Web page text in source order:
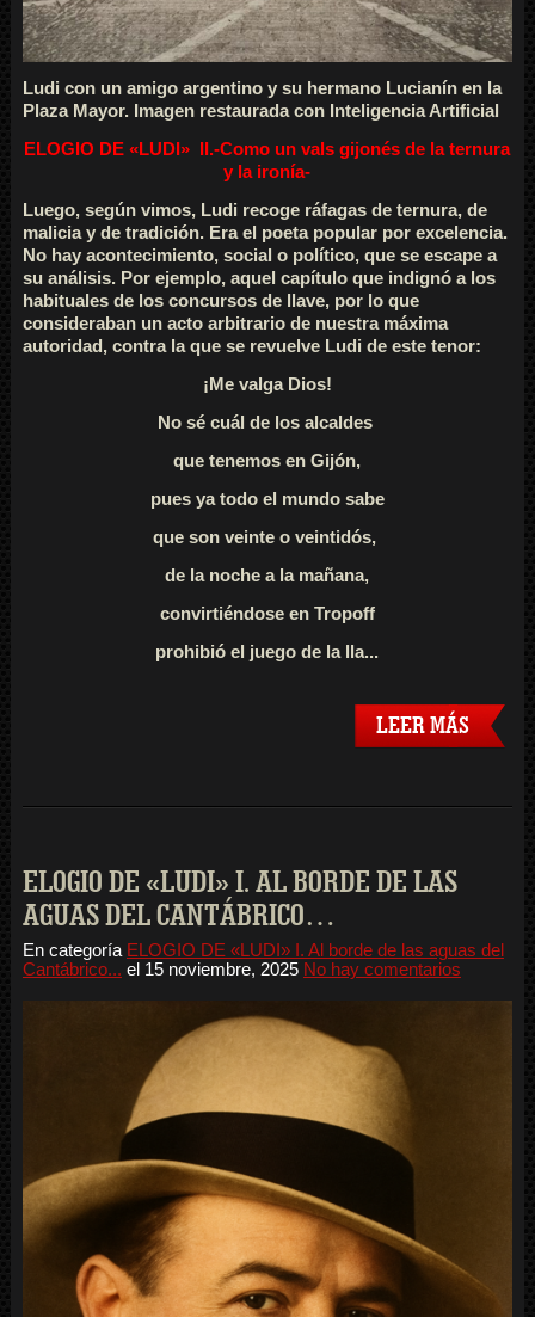
Ludi con un amigo argentino y su hermano Lucianín en la
Plaza Mayor. Imagen restaurada con Inteligencia Artificial
ELOGIO DE «LUDI»
II.-Como un vals gijonés de la ternura
y la ironía-
Luego, según vimos, Ludi recoge ráfagas de ternura, de
malicia y de tradición. Era el poeta popular por excelencia.
No hay acontecimiento, social o político, que se escape a
su análisis. Por ejemplo, aquel capítulo que indignó a los
habituales de los concursos de llave, por lo que
consideraban un acto arbitrario de nuestra máxima
autoridad, contra la que se revuelve Ludi de este tenor:
¡Me valga Dios!
No sé cuál de los alcaldes
que tenemos en Gijón,
pues ya todo el mundo sabe
que son veinte o veintidós,
de la noche a la mañana,
convirtiéndose en Tropoff
prohibió el juego de la lla...
LEER MÁS
ELOGIO DE «LUDI» I. AL BORDE DE LAS
AGUAS DEL CANTÁBRICO…
En categoría ELOGIO DE «LUDI» I. Al borde de las aguas del
Cantábrico... el 15 noviembre, 2025 No hay comentarios